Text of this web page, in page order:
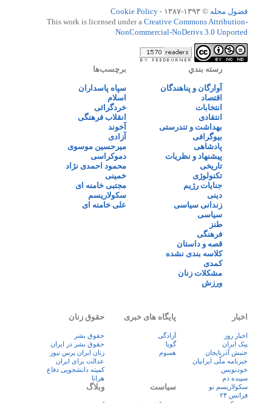
فضول محله © ۱۳۹۳-۱۳۸۷ -
Cookie Policy
This work is licensed under a Creative Commons Attribution-
NonCommercial-NoDerivs 3.0 Unported
رسته بندي
آوارگان و پناهندگان
اقتصاد
انتخابات
انتقادی
بهداشت و تندرستی
بیوگرافی
پادشاهی
پیشنهاد و نظریات
تاریخی
تکنولوژی
جنایات رژیم
دینی
زندانی سیاسی
سیاسی
طنز
فرهنگی
قصه و داستان
کلاسه بندی نشده
کمدی
مشکلات زنان
ورزش
برچسب‌ها
سپاه پاسداران
اسلام
خردگرائی
انقلاب فرهنگی
آخوند
آزادی
میرحسین موسوی
دموکراسی
محمود احمدی نژاد
خمینی
مجتبی خامنه ای
سکولاریسم
علی خامنه ای
اخبار
اخبار روز
پيک ايران
جنبش آذربایجان
خبرنامه ملّی ایرانیان
خودنویس
سپیده دم
سکولاریسم نو
فرانس ۲۴
پایگاه های خبری
آزادگی
گویا
همبوم
حقوق زنان
حقوق بشر
حقوق بشر در ایران
زنان ايران پرس نيوز
عدالت برای ایران
کمیته دانشجویی دفاع
هرانا
سیاست وبلاگ